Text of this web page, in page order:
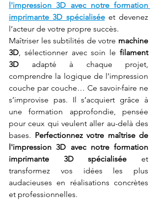
l'impression 3D avec notre formation
imprimante 3D spécialisée et devenez
l’acteur de votre propre succès.
Maîtriser les subtilités de votre machine
3D, sélectionner avec soin le filament
3D adapté à chaque projet,
comprendre la logique de l’impression
couche par couche… Ce savoir-faire ne
s’improvise pas. Il s’acquiert grâce à
une formation approfondie, pensée
pour ceux qui veulent aller au-delà des
bases. Perfectionnez votre maîtrise de
l'impression 3D avec notre formation
imprimante 3D spécialisée et
transformez vos idées les plus
audacieuses en réalisations concrètes
et professionnelles.